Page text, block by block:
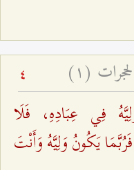
(۱) 4
فِي عِبَادِهِ، فَلَا
يَكُونُ وَلِيَّهُ وَأَنْتَ